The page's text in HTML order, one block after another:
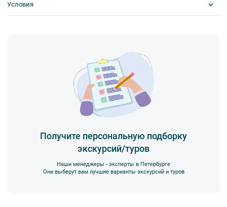
Условия
Получите персональную подборку
экскурсий/туров
Наши менеджеры - эксперты в Петербурге
Они выберут вам лучшие варианты экскурсий и туров